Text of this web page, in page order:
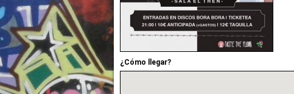
¿Cómo llegar?